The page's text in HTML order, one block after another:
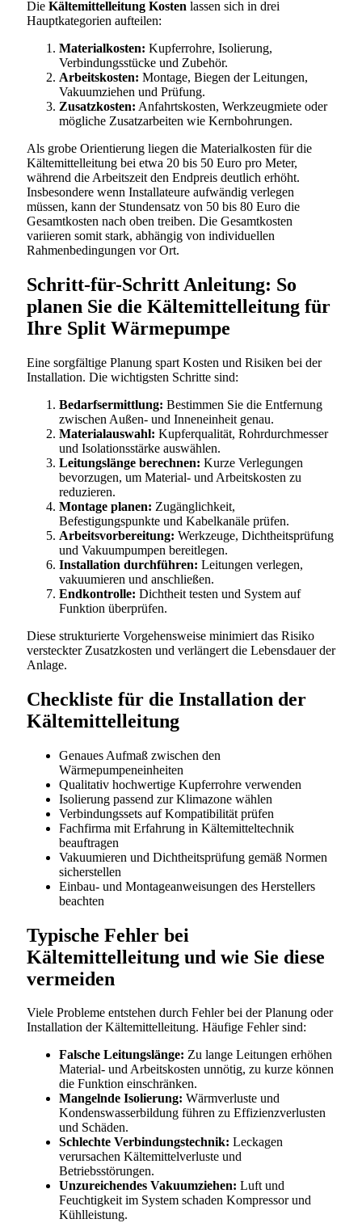
Die Kältemittelleitung Kosten lassen sich in drei
Hauptkategorien aufteilen:
Materialkosten: Kupferrohre, Isolierung,
Verbindungsstücke und Zubehör.
Arbeitskosten: Montage, Biegen der Leitungen,
Vakuumziehen und Prüfung.
Zusatzkosten: Anfahrtskosten, Werkzeugmiete oder
mögliche Zusatzarbeiten wie Kernbohrungen.
Als grobe Orientierung liegen die Materialkosten für die
Kältemittelleitung bei etwa 20 bis 50 Euro pro Meter,
während die Arbeitszeit den Endpreis deutlich erhöht.
Insbesondere wenn Installateure aufwändig verlegen
müssen, kann der Stundensatz von 50 bis 80 Euro die
Gesamtkosten nach oben treiben. Die Gesamtkosten
variieren somit stark, abhängig von individuellen
Rahmenbedingungen vor Ort.
Schritt-für-Schritt Anleitung: So
planen Sie die Kältemittelleitung für
Ihre Split Wärmepumpe
Eine sorgfältige Planung spart Kosten und Risiken bei der
Installation. Die wichtigsten Schritte sind:
Bedarfsermittlung: Bestimmen Sie die Entfernung
zwischen Außen- und Inneneinheit genau.
Materialauswahl: Kupferqualität, Rohrdurchmesser
und Isolationsstärke auswählen.
Leitungslänge berechnen: Kurze Verlegungen
bevorzugen, um Material- und Arbeitskosten zu
reduzieren.
Montage planen: Zugänglichkeit,
Befestigungspunkte und Kabelkanäle prüfen.
Arbeitsvorbereitung: Werkzeuge, Dichtheitsprüfung
und Vakuumpumpen bereitlegen.
Installation durchführen: Leitungen verlegen,
vakuumieren und anschließen.
Endkontrolle: Dichtheit testen und System auf
Funktion überprüfen.
Diese strukturierte Vorgehensweise minimiert das Risiko
versteckter Zusatzkosten und verlängert die Lebensdauer der
Anlage.
Checkliste für die Installation der
Kältemittelleitung
Genaues Aufmaß zwischen den
Wärmepumpeneinheiten
Qualitativ hochwertige Kupferrohre verwenden
Isolierung passend zur Klimazone wählen
Verbindungssets auf Kompatibilität prüfen
Fachfirma mit Erfahrung in Kältemitteltechnik
beauftragen
Vakuumieren und Dichtheitsprüfung gemäß Normen
sicherstellen
Einbau- und Montageanweisungen des Herstellers
beachten
Typische Fehler bei
Kältemittelleitung und wie Sie diese
vermeiden
Viele Probleme entstehen durch Fehler bei der Planung oder
Installation der Kältemittelleitung. Häufige Fehler sind:
Falsche Leitungslänge: Zu lange Leitungen erhöhen
Material- und Arbeitskosten unnötig, zu kurze können
die Funktion einschränken.
Mangelnde Isolierung: Wärmverluste und
Kondenswasserbildung führen zu Effizienzverlusten
und Schäden.
Schlechte Verbindungstechnik: Leckagen
verursachen Kältemittelverluste und
Betriebsstörungen.
Unzureichendes Vakuumziehen: Luft und
Feuchtigkeit im System schaden Kompressor und
Kühlleistung.